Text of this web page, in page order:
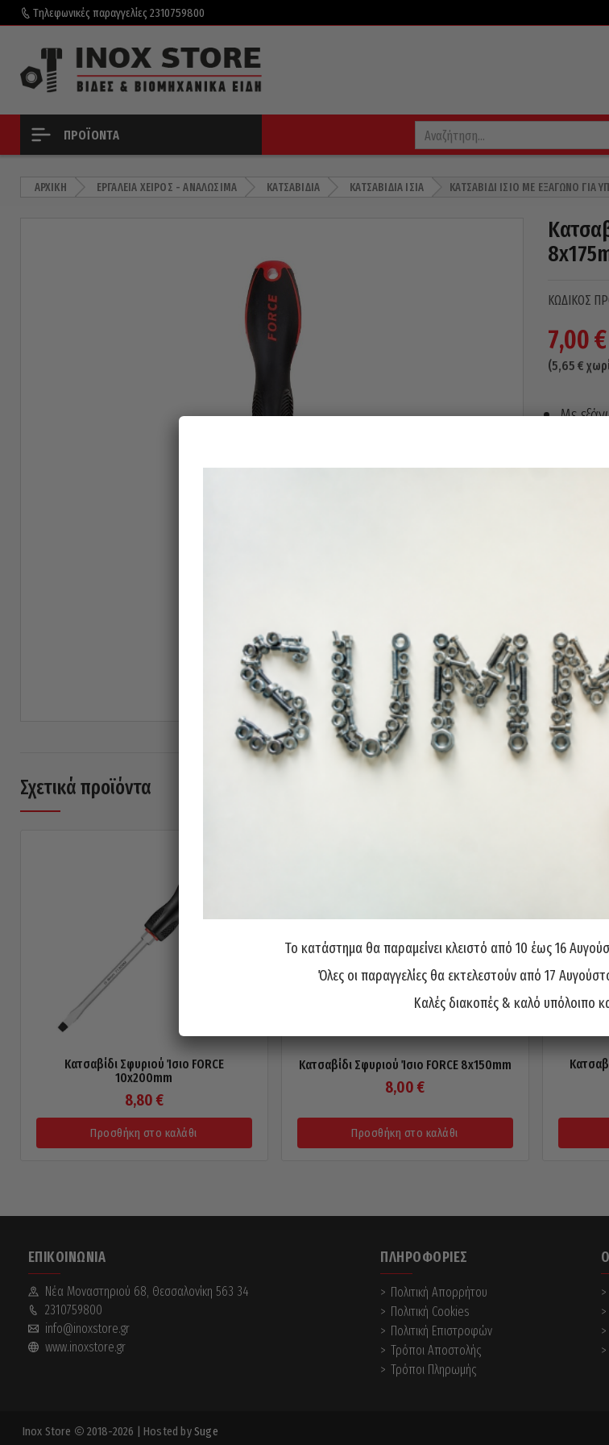
Τηλεφωνικές παραγγελίες 2310759800
ΠΡΟΪΌΝΤΑ
ΑΡΧΙΚΉ ΕΡΓΑΛΕΊΑ ΧΕΙΡΌΣ - ΑΝΑΛΏΣΙΜΑ ΚΑΤΣΑΒΊΔΙΑ ΚΑΤΣΑΒΊΔΙΑ ΊΣΙΑ ΚΑΤΣΑΒΊΔΙ ΊΣΙΟ ΜΕ ΕΞΆΓΩΝΟ ΓΙΑ
ΚΩΔΙΚΌΣ
7,00€
(5,65 €
Με
Σχετικά προϊόντα
Κατσαβίδι Σφυριού Ίσιο FORCE
10x200mm
8,80 €
Προσθήκη στο καλάθι
Κατσαβίδι Σφυριού Ίσιο FORCE 8x150mm
8,00 €
Προσθήκη στο καλάθι
ΕΠΙΚΟΙΝΩΝΊΑ
Νέα Mοναστηριού 68, Θεσσαλονίκη 563 34
2310759800
info@inoxstore.gr
www.inoxstore.gr
ΠΛΗΡΟΦΟΡΊΕΣ
Πολιτική Απορρήτου
Πολιτική Cookies
Πολιτική Επιστροφών
Τρόποι Αποστολής
Τρόποι Πληρωμής
Inox Store 2018-2026 | Hosted bySuge
Το κατάστημα θα παραμείνει κλειστό από 10 έως 16
Όλες οι παραγγελίες θα εκτελεστούν από 17
Καλές διακοπές & καλό υπόλοιπο